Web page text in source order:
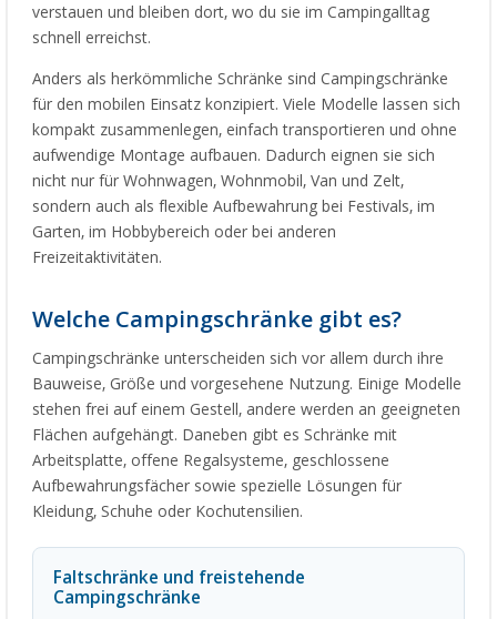
verstauen und bleiben dort, wo du sie im Campingalltag
schnell erreichst.
Anders als herkömmliche Schränke sind Campingschränke
für den mobilen Einsatz konzipiert. Viele Modelle lassen sich
kompakt zusammenlegen, einfach transportieren und ohne
aufwendige Montage aufbauen. Dadurch eignen sie sich
nicht nur für Wohnwagen, Wohnmobil, Van und Zelt,
sondern auch als flexible Aufbewahrung bei Festivals, im
Garten, im Hobbybereich oder bei anderen
Freizeitaktivitäten.
Welche Campingschränke gibt es?
Campingschränke unterscheiden sich vor allem durch ihre
Bauweise, Größe und vorgesehene Nutzung. Einige Modelle
stehen frei auf einem Gestell, andere werden an geeigneten
Flächen aufgehängt. Daneben gibt es Schränke mit
Arbeitsplatte, offene Regalsysteme, geschlossene
Aufbewahrungsfächer sowie spezielle Lösungen für
Kleidung, Schuhe oder Kochutensilien.
Faltschränke und freistehende
Campingschränke